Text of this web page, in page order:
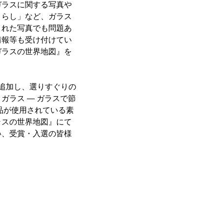
スに関する写真や
し」など、ガラス
た写真でも問題あ
等も受け付けてい
スの世界地図』を
加し、選りすぐりの
ガラス ― ガラスで節
使用されている素
の世界地図』にて
受賞・入選の皆様